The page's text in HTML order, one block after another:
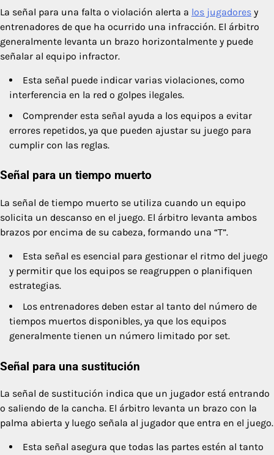
La señal para una falta o violación alerta a los jugadores y
entrenadores de que ha ocurrido una infracción. El árbitro
generalmente levanta un brazo horizontalmente y puede
señalar al equipo infractor.
Esta señal puede indicar varias violaciones, como
interferencia en la red o golpes ilegales.
Comprender esta señal ayuda a los equipos a evitar
errores repetidos, ya que pueden ajustar su juego para
cumplir con las reglas.
Señal para un tiempo muerto
La señal de tiempo muerto se utiliza cuando un equipo
solicita un descanso en el juego. El árbitro levanta ambos
brazos por encima de su cabeza, formando una “T”.
Esta señal es esencial para gestionar el ritmo del juego
y permitir que los equipos se reagruppen o planifiquen
estrategias.
Los entrenadores deben estar al tanto del número de
tiempos muertos disponibles, ya que los equipos
generalmente tienen un número limitado por set.
Señal para una sustitución
La señal de sustitución indica que un jugador está entrando
o saliendo de la cancha. El árbitro levanta un brazo con la
palma abierta y luego señala al jugador que entra en el juego.
Esta señal asegura que todas las partes estén al tanto